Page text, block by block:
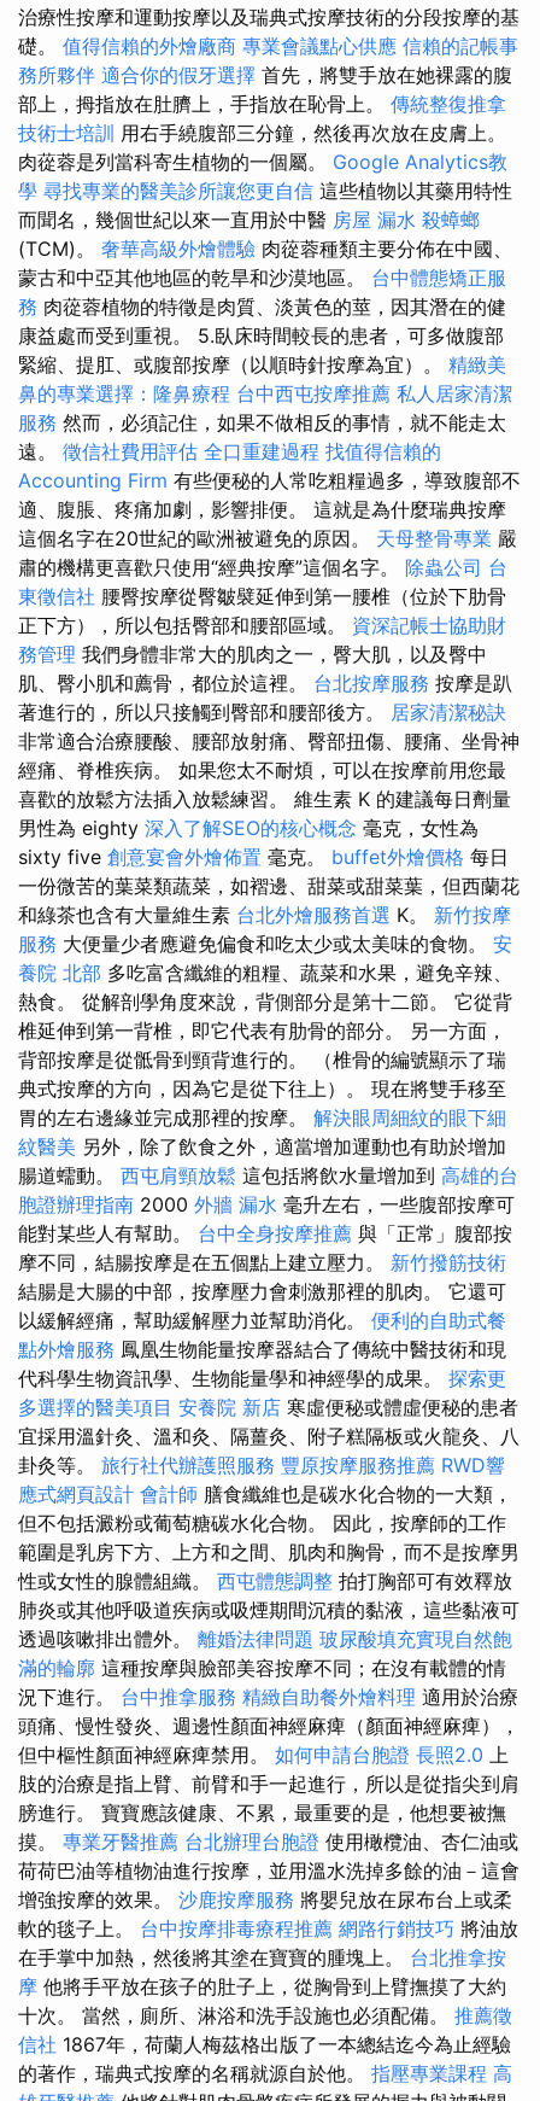
治療性按摩和運動按摩以及瑞典式按摩技術的分段按摩的基
礎。 值得信賴的外燴廠商 專業會議點心供應 信賴的記帳事
務所夥伴 適合你的假牙選擇 首先，將雙手放在她裸露的腹
部上，拇指放在肚臍上，手指放在恥骨上。 傳統整復推拿
技術士培訓 用右手繞腹部三分鐘，然後再次放在皮膚上。
肉蓯蓉是列當科寄生植物的一個屬。 Google Analytics教
學 尋找專業的醫美診所讓您更自信 這些植物以其藥用特性
而聞名，幾個世紀以來一直用於中醫 房屋 漏水 殺蟑螂
(TCM)。 奢華高級外燴體驗 肉蓯蓉種類主要分佈在中國、
蒙古和中亞其他地區的乾旱和沙漠地區。 台中體態矯正服
務 肉蓯蓉植物的特徵是肉質、淡黃色的莖，因其潛在的健
康益處而受到重視。 5.臥床時間較長的患者，可多做腹部
緊縮、提肛、或腹部按摩（以順時針按摩為宜）。 精緻美
鼻的專業選擇：隆鼻療程 台中西屯按摩推薦 私人居家清潔
服務 然而，必須記住，如果不做相反的事情，就不能走太
遠。 徵信社費用評估 全口重建過程 找值得信賴的
Accounting Firm 有些便秘的人常吃粗糧過多，導致腹部不
適、腹脹、疼痛加劇，影響排便。 這就是為什麼瑞典按摩
這個名字在20世紀的歐洲被避免的原因。 天母整骨專業 嚴
肅的機構更喜歡只使用“經典按摩”這個名字。 除蟲公司 台
東徵信社 腰臀按摩從臀皺襞延伸到第一腰椎（位於下肋骨
正下方），所以包括臀部和腰部區域。 資深記帳士協助財
務管理 我們身體非常大的肌肉之一，臀大肌，以及臀中
肌、臀小肌和薦骨，都位於這裡。 台北按摩服務 按摩是趴
著進行的，所以只接觸到臀部和腰部後方。 居家清潔秘訣
非常適合治療腰酸、腰部放射痛、臀部扭傷、腰痛、坐骨神
經痛、脊椎疾病。 如果您太不耐煩，可以在按摩前用您最
喜歡的放鬆方法插入放鬆練習。 維生素 K 的建議每日劑量
男性為 eighty 深入了解SEO的核心概念 毫克，女性為
sixty five 創意宴會外燴佈置 毫克。 buffet外燴價格 每日
一份微苦的葉菜類蔬菜，如褶邊、甜菜或甜菜葉，但西蘭花
和綠茶也含有大量維生素 台北外燴服務首選 K。 新竹按摩
服務 大便量少者應避免偏食和吃太少或太美味的食物。 安
養院 北部 多吃富含纖維的粗糧、蔬菜和水果，避免辛辣、
熱食。 從解剖學角度來說，背側部分是第十二節。 它從背
椎延伸到第一背椎，即它代表有肋骨的部分。 另一方面，
背部按摩是從骶骨到頸背進行的。 （椎骨的編號顯示了瑞
典式按摩的方向，因為它是從下往上）。 現在將雙手移至
胃的左右邊緣並完成那裡的按摩。 解決眼周細紋的眼下細
紋醫美 另外，除了飲食之外，適當增加運動也有助於增加
腸道蠕動。 西屯肩頸放鬆 這包括將飲水量增加到 高雄的台
胞證辦理指南 2000 外牆 漏水 毫升左右，一些腹部按摩可
能對某些人有幫助。 台中全身按摩推薦 與「正常」腹部按
摩不同，結腸按摩是在五個點上建立壓力。 新竹撥筋技術
結腸是大腸的中部，按摩壓力會刺激那裡的肌肉。 它還可
以緩解經痛，幫助緩解壓力並幫助消化。 便利的自助式餐
點外燴服務 鳳凰生物能量按摩器結合了傳統中醫技術和現
代科學生物資訊學、生物能量學和神經學的成果。 探索更
多選擇的醫美項目 安養院 新店 寒虛便秘或體虛便秘的患者
宜採用溫針灸、溫和灸、隔薑灸、附子糕隔板或火龍灸、八
卦灸等。 旅行社代辦護照服務 豐原按摩服務推薦 RWD響
應式網頁設計 會計師 膳食纖維也是碳水化合物的一大類，
但不包括澱粉或葡萄糖碳水化合物。 因此，按摩師的工作
範圍是乳房下方、上方和之間、肌肉和胸骨，而不是按摩男
性或女性的腺體組織。 西屯體態調整 拍打胸部可有效釋放
肺炎或其他呼吸道疾病或吸煙期間沉積的黏液，這些黏液可
透過咳嗽排出體外。 離婚法律問題 玻尿酸填充實現自然飽
滿的輪廓 這種按摩與臉部美容按摩不同；在沒有載體的情
況下進行。 台中推拿服務 精緻自助餐外燴料理 適用於治療
頭痛、慢性發炎、週邊性顏面神經麻痺（顏面神經麻痺），
但中樞性顏面神經麻痺禁用。 如何申請台胞證 長照2.0 上
肢的治療是指上臂、前臂和手一起進行，所以是從指尖到肩
膀進行。 寶寶應該健康、不累，最重要的是，他想要被撫
摸。 專業牙醫推薦 台北辦理台胞證 使用橄欖油、杏仁油或
荷荷巴油等植物油進行按摩，並用溫水洗掉多餘的油－這會
增強按摩的效果。 沙鹿按摩服務 將嬰兒放在尿布台上或柔
軟的毯子上。 台中按摩排毒療程推薦 網路行銷技巧 將油放
在手掌中加熱，然後將其塗在寶寶的腫塊上。 台北推拿按
摩 他將手平放在孩子的肚子上，從胸骨到上臂撫摸了大約
十次。 當然，廁所、淋浴和洗手設施也必須配備。 推薦徵
信社 1867年，荷蘭人梅茲格出版了一本總結迄今為止經驗
的著作，瑞典式按摩的名稱就源自於他。 指壓專業課程 高